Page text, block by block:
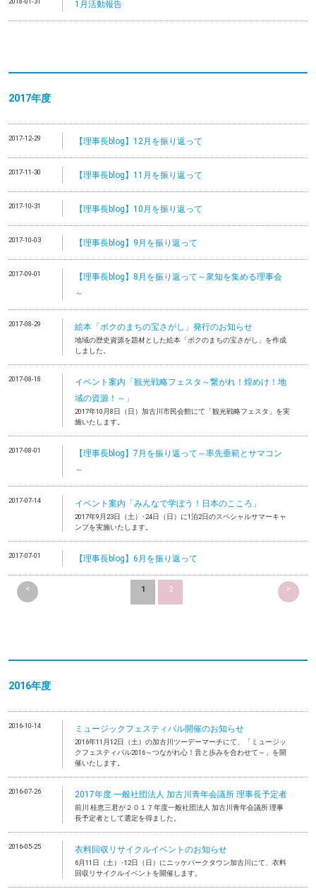
1月活動報告
2017年度
2017-12-29 【理事長blog】12月を振り返って
2017-11-30 【理事長blog】11月を振り返って
2017-10-31 【理事長blog】10月を振り返って
2017-10-03 【理事長blog】9月を振り返って
2017-09-01
【理事長blog】8月を振り返って～衆知を集める理事会
～
2017-08-29 絵本「ボクのまちの宝さがし」発行のお知らせ
地域の歴史資源を題材とした絵本「ボクのまちの宝さがし」を作成
しました。
2017-08-18
イベント案内「観光戦略フェスタ～繋がれ！煌めけ！地
域の資源！～」
2017年10月8日（日）加古川市民会館にて「観光戦略フェスタ」を実
施いたします。
2017-08-01
【理事長blog】7月を振り返って～率先垂範とサマコン
～
2017-07-14 イベント案内「みんなで学ぼう！日本のこころ」
2017年9月23日（土）･24日（日）に1泊2日のスペシャルサマーキャ
ンプを実施いたします。
2017-07-01 【理事長blog】6月を振り返って
< 1 2 >
2016年度
2016-10-14 ミュージックフェスティバル開催のお知らせ
2016年11月12日（土）の加古川ツーデーマーチにて、「ミュージッ
クフェスティバル2016～つながれ心！音と歩みを合わせて～」を開
催いたします。
2016-07-26 2017年度 一般社団法人 加古川青年会議所 理事長予定者
前川 桂恵三君が２０１７年度一般社団法人 加古川青年会議所 理事
長予定者として選定を得ました。
2016-05-25 衣料回収リサイクルイベントのお知らせ
6月11日（土）･12日（日）にニッケパークタウン加古川にて、衣料
回収リサイクルイベントを開催します。